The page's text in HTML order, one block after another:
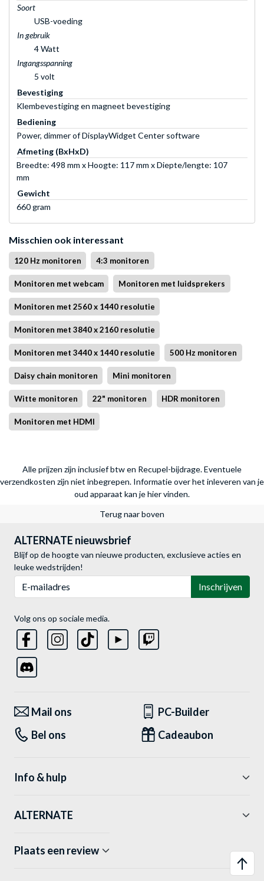
Soort
USB-voeding
In gebruik
4 Watt
Ingangsspanning
5 volt
Bevestiging
Klembevestiging en magneet bevestiging
Bediening
Power, dimmer of DisplayWidget Center software
Afmeting (BxHxD)
Breedte: 498 mm x Hoogte: 117 mm x Diepte/lengte: 107
mm
Gewicht
660 gram
Misschien ook interessant
120 Hz monitoren 4:3 monitoren
Monitoren met webcam Monitoren met luidsprekers
Monitoren met 2560 x 1440 resolutie
Monitoren met 3840 x 2160 resolutie
Monitoren met 3440 x 1440 resolutie 500 Hz monitoren
Daisy chain monitoren Mini monitoren
Witte monitoren 22" monitoren HDR monitoren
Monitoren met HDMI
Alle prijzen zijn inclusief btw en Recupel-bijdrage. Eventuele
verzendkosten zijn niet inbegrepen. Informatie over het inleveren van je
oud apparaat kan je hier vinden.
Terug naar boven
ALTERNATE nieuwsbrief
Blijf op de hoogte van nieuwe producten, exclusieve acties en
leuke wedstrijden!
Inschrijven
Volg ons op sociale media.
Mail ons
PC-Builder
Bel ons
Cadeaubon
Info & hulp
ALTERNATE
Plaats een review